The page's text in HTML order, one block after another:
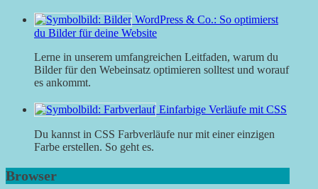
WordPress & Co.: So optimierst
du Bilder für deine Website
Lerne in unserem umfangreichen Leitfaden, warum du
Bilder für den Webeinsatz optimieren solltest und worauf
es ankommt.
Einfarbige Verläufe mit CSS
Du kannst in CSS Farbverläufe nur mit einer einzigen
Farbe erstellen. So geht es.
Browser